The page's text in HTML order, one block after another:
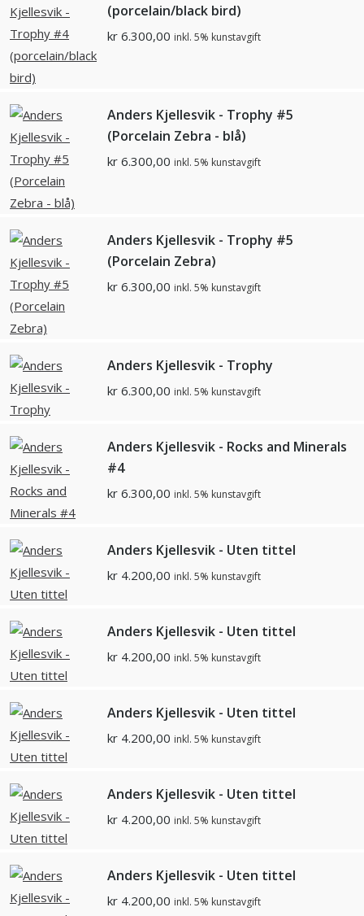
(porcelain/black bird)
kr 6.300,00 inkl. 5% kunstavgift
Anders Kjellesvik - Trophy #5
(Porcelain Zebra - blå)
kr 6.300,00 inkl. 5% kunstavgift
Anders Kjellesvik - Trophy #5
(Porcelain Zebra)
kr 6.300,00 inkl. 5% kunstavgift
Anders Kjellesvik - Trophy
kr 6.300,00 inkl. 5% kunstavgift
Anders Kjellesvik - Rocks and Minerals
#4
kr 6.300,00 inkl. 5% kunstavgift
Anders Kjellesvik - Uten tittel
kr 4.200,00 inkl. 5% kunstavgift
Anders Kjellesvik - Uten tittel
kr 4.200,00 inkl. 5% kunstavgift
Anders Kjellesvik - Uten tittel
kr 4.200,00 inkl. 5% kunstavgift
Anders Kjellesvik - Uten tittel
kr 4.200,00 inkl. 5% kunstavgift
Anders Kjellesvik - Uten tittel
kr 4.200,00 inkl. 5% kunstavgift